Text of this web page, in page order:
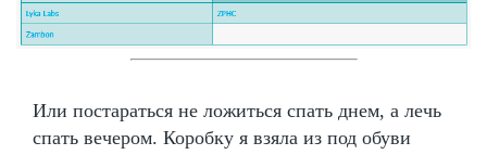
Или постараться не ложиться спать днем, а лечь
спать вечером. Коробку я взяла из под обуви